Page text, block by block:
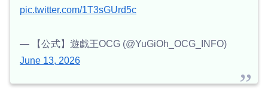
pic.twitter.com/1T3sGUrd5c
— 【公式】遊戯王OCG (@YuGiOh_OCG_INFO)
June 13, 2026